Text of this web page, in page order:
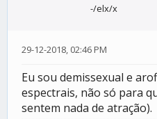
-/elx/x
29-12-2018, 02:46 PM
Eu sou demissexual e
espectrais, não só para
sentem nada de atração).